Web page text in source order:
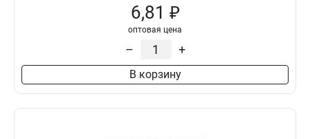
6,81 ₽
оптовая цена
– +
В корзину